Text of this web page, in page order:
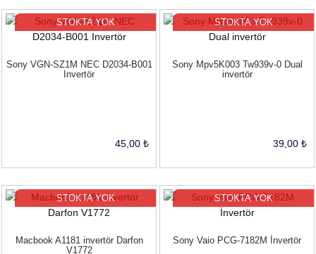
STOKTA YOK
Sony VGN-SZ1M NEC D2034-B001
Invertör
45,00 ₺
STOKTA YOK
Sony Mpv5K003 Tw939v-0 Dual
invertör
39,00 ₺
STOKTA YOK
Macbook A1181 invertör Darfon
V1772
STOKTA YOK
Sony Vaio PCG-7182M İnvertör